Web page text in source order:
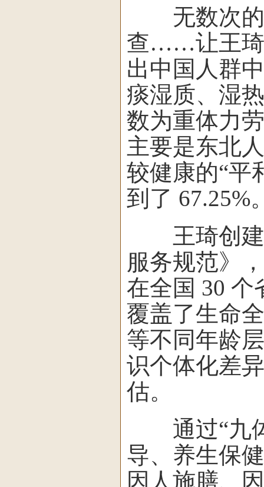
无数次的
查……让王琦
出中国人群
痰湿质、湿
数为重体力
主要是东北
较健康的“平
到了 67.25%
王琦创建
服务规范》
在全国 30 个
覆盖了生命
等不同年龄
识个体化差
估。
通过“九体
导、养生保
因人施膳、